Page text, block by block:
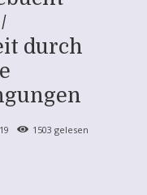
durch
1503 gelesen